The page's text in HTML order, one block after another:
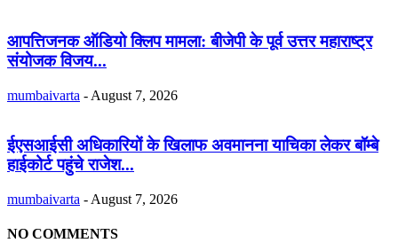
आपत्तिजनक ऑडियो क्लिप मामला: बीजेपी के पूर्व उत्तर महाराष्ट्र
संयोजक विजय...
mumbaivarta - August 7, 2026
ईएसआईसी अधिकारियों के खिलाफ अवमानना याचिका लेकर बॉम्बे
हाईकोर्ट पहुंचे राजेश...
mumbaivarta - August 7, 2026
NO COMMENTS